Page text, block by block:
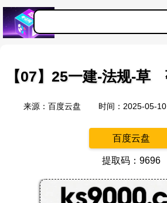
来源：百度云盘 时间：2025-05-10
百度云盘
提取码：9696